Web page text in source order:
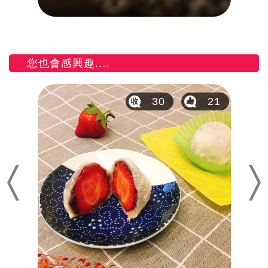
您也會感興趣....
Previous
30 21
Next